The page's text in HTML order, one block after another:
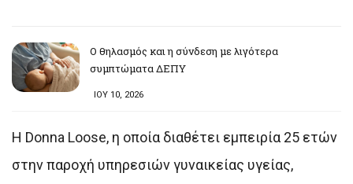
Ο θηλασμός και η σύνδεση με λιγότερα
συμπτώματα ΔΕΠΥ
ΙΟΥ 10, 2026
Η Donna Loose, η οποία διαθέτει εμπειρία 25 ετών
στην παροχή υπηρεσιών γυναικείας υγείας,